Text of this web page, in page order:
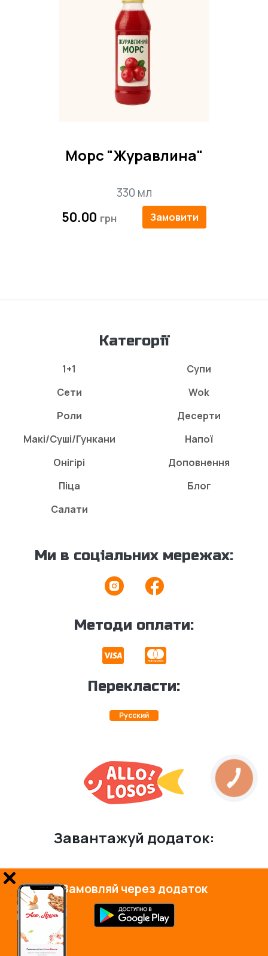
Морс "Журавлина"
330 мл
50.00 Замовити
Категорії
1+1
Сети
Роли
Макі/Суші/Гункани
Онігірі
Піца
Салати
Супи
Wok
Десерти
Напої
Доповнення
Блог
Ми в соціальних мережах:
Методи оплати:
Перекласти:
Русский
Завантажуй додаток:
Замовляй через додаток
КНОПКА
ЗВ'ЯЗКУ